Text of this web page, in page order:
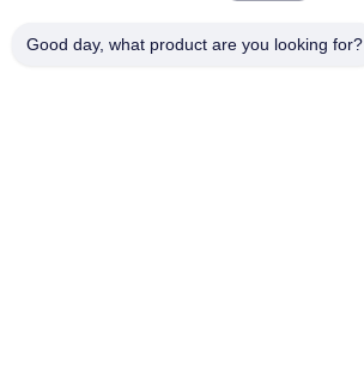
Good day, what product are you looking for?